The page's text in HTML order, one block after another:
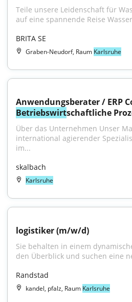
Teile unsere Leidenschaft für
auf eine spannende Reise
BRITA SE
Graben-Neudorf, Raum Karlsruhe
Betriebswirtschaftliche
Über das Unternehmen Unser
international agierender
im...
skalbach
Karlsruhe
logistiker (m/w/d)
Sie behalten in einem
den Überblick und suchen eine
Randstad
kandel, pfalz, Raum Karlsruhe